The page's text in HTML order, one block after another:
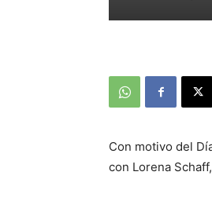
Con motivo del
con Lorena